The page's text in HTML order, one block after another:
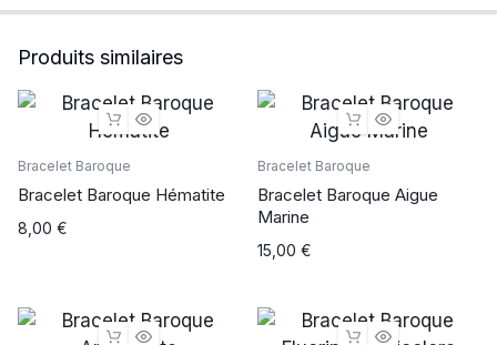
Produits similaires
Bracelet Baroque
Bracelet Baroque Hématite
8,00 €
Bracelet Baroque
Bracelet Baroque Aigue
Marine
15,00 €